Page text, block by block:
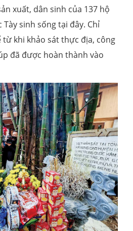
xuất, dân sinh của 137 hộ
sinh sống tại đây. Chỉ
khi khảo sát thực địa, công
đã được hoàn thành vào